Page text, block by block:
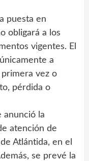
puesta en
obligará a los
vigentes. El
a
vez o
pérdida o
anunció la
atención de
Atlántida, en el
se prevé la